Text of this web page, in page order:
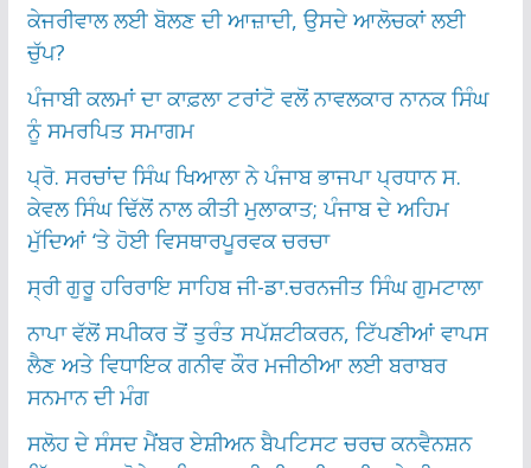
ਕੇਜਰੀਵਾਲ ਲਈ ਬੋਲਣ ਦੀ ਆਜ਼ਾਦੀ, ਉਸਦੇ ਆਲੋਚਕਾਂ ਲਈ
ਚੁੱਪ?
ਪੰਜਾਬੀ ਕਲਮਾਂ ਦਾ ਕਾਫ਼ਲਾ ਟਰਾਂਟੋ ਵਲੋਂ ਨਾਵਲਕਾਰ ਨਾਨਕ ਸਿੰਘ
ਨੂੰ ਸਮਰਪਿਤ ਸਮਾਗਮ
ਪ੍ਰੋ. ਸਰਚਾਂਦ ਸਿੰਘ ਖਿਆਲਾ ਨੇ ਪੰਜਾਬ ਭਾਜਪਾ ਪ੍ਰਧਾਨ ਸ.
ਕੇਵਲ ਸਿੰਘ ਢਿੱਲੋਂ ਨਾਲ ਕੀਤੀ ਮੁਲਾਕਾਤ; ਪੰਜਾਬ ਦੇ ਅਹਿਮ
ਮੁੱਦਿਆਂ ‘ਤੇ ਹੋਈ ਵਿਸਥਾਰਪੂਰਵਕ ਚਰਚਾ
ਸ੍ਰੀ ਗੁਰੂ ਹਰਿਰਾਇ ਸਾਹਿਬ ਜੀ-ਡਾ.ਚਰਨਜੀਤ ਸਿੰਘ ਗੁਮਟਾਲਾ
ਨਾਪਾ ਵੱਲੋਂ ਸਪੀਕਰ ਤੋਂ ਤੁਰੰਤ ਸਪੱਸ਼ਟੀਕਰਨ, ਟਿੱਪਣੀਆਂ ਵਾਪਸ
ਲੈਣ ਅਤੇ ਵਿਧਾਇਕ ਗਨੀਵ ਕੌਰ ਮਜੀਠੀਆ ਲਈ ਬਰਾਬਰ
ਸਨਮਾਨ ਦੀ ਮੰਗ
ਸਲੋਹ ਦੇ ਸੰਸਦ ਮੈਂਬਰ ਏਸ਼ੀਅਨ ਬੈਪਟਿਸਟ ਚਰਚ ਕਨਵੈਨਸ਼ਨ